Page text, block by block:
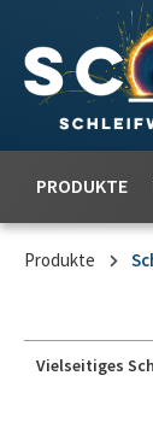
PRODUKTE
Produkte
Vielseitiges